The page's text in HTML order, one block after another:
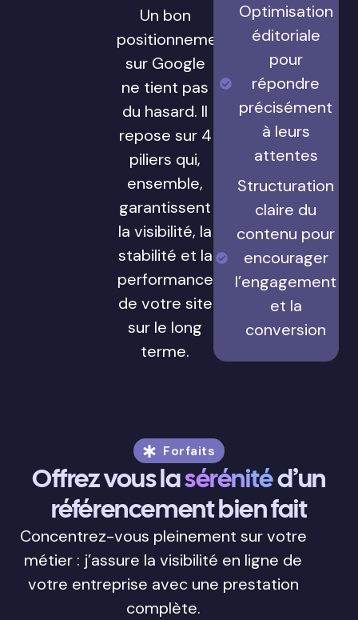
Un bon
positionnement
sur Google
ne tient pas
du hasard. Il
repose sur 4
piliers qui,
ensemble,
garantissent
la visibilité, la
stabilité et la
performance
de votre site
sur le long
terme.
Optimisation
éditoriale
pour
répondre
précisément
à leurs
attentes
Structuration
claire du
contenu pour
encourager
l’engagement
et la
conversion
Forfaits
Offrez vous lasérénitéd’un
référencement bien fait
Concentrez-vous pleinement sur votre
métier : j’assure la visibilité en ligne de
votre entreprise avec une prestation
complète.